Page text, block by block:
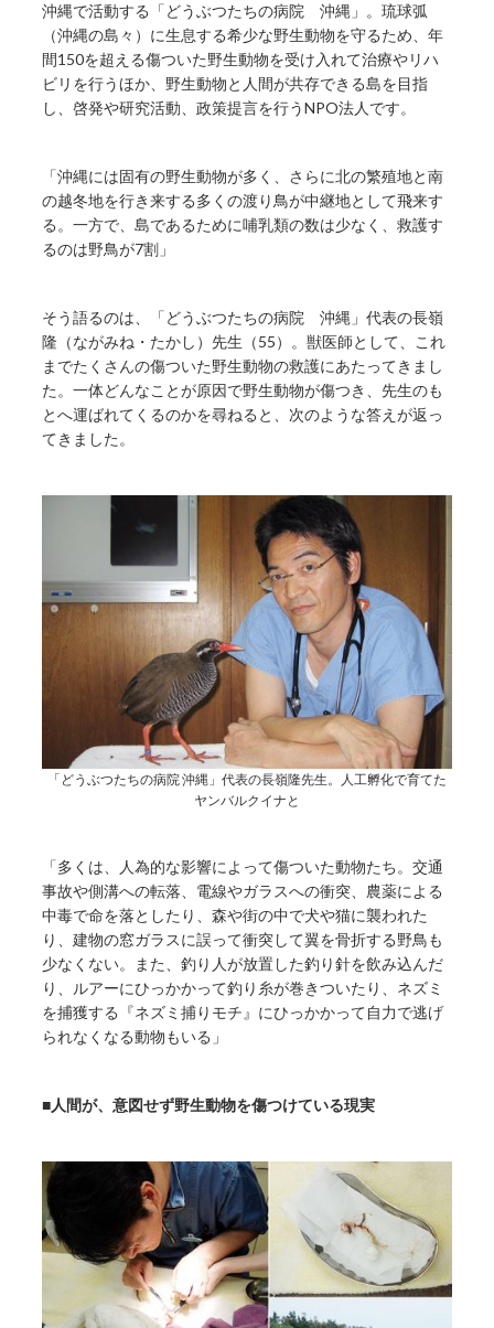
沖縄で活動する「どうぶつたちの病院 沖縄」。琉球弧
（沖縄の島々）に生息する希少な野生動物を守るため、年
間150を超える傷ついた野生動物を受け入れて治療やリハ
ビリを行うほか、野生動物と人間が共存できる島を目指
し、啓発や研究活動、政策提言を行うNPO法人です。
「沖縄には固有の野生動物が多く、さらに北の繁殖地と南
の越冬地を行き来する多くの渡り鳥が中継地として飛来す
る。一方で、島であるために哺乳類の数は少なく、救護す
るのは野鳥が7割」
そう語るのは、「どうぶつたちの病院 沖縄」代表の長嶺
隆（ながみね・たかし）先生（55）。獣医師として、これ
までたくさんの傷ついた野生動物の救護にあたってきまし
た。一体どんなことが原因で野生動物が傷つき、先生のも
とへ運ばれてくるのかを尋ねると、次のような答えが返っ
てきました。
「どうぶつたちの病院 沖縄」代表の長嶺隆先生。人工孵化で育てた
ヤンバルクイナと
「多くは、人為的な影響によって傷ついた動物たち。交通
事故や側溝への転落、電線やガラスへの衝突、農薬による
中毒で命を落としたり、森や街の中で犬や猫に襲われた
り、建物の窓ガラスに誤って衝突して翼を骨折する野鳥も
少なくない。また、釣り人が放置した釣り針を飲み込んだ
り、ルアーにひっかかって釣り糸が巻きついたり、ネズミ
を捕獲する『ネズミ捕りモチ』にひっかかって自力で逃げ
られなくなる動物もいる」
■人間が、意図せず野生動物を傷つけている現実